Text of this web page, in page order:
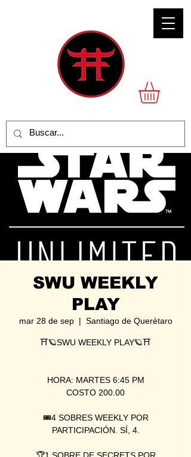
SWU WEEKLY
PLAY
mar 28 de sep
  |
Santiago de Querétaro
⛩🪐SWU WEEKLY PLAY🪐⛩
HORA: MARTES 6:45 PM
COSTO 200.00
🎟4 SOBRES WEEKLY POR
PARTICIPACIÓN. SÍ, 4.